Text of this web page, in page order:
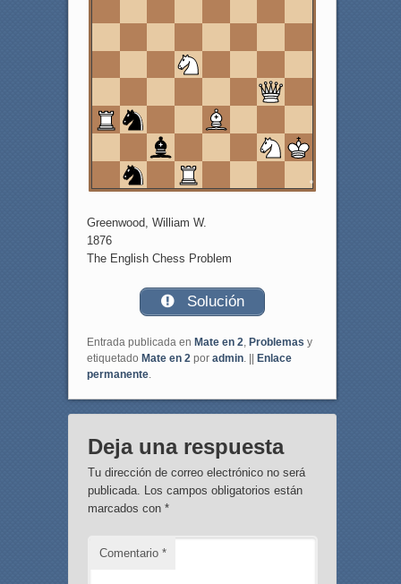
b d
Greenwood, William W.
1876
The English Chess Problem
Solución
Entrada publicada en Mate en 2, Problemas y
etiquetado Mate en 2por admin. ||
Enlace
permanente.
Deja una respuesta
Tu dirección de correo electrónico no será
publicada. Los campos obligatorios están
marcados con *
Comentario *